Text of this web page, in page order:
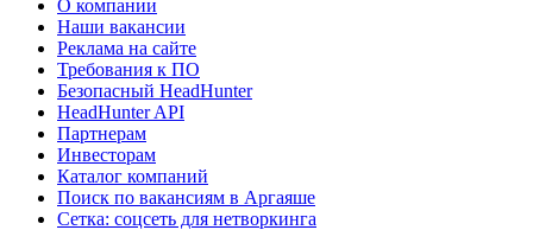
О компании
Наши вакансии
Реклама на сайте
Требования к ПО
Безопасный HeadHunter
HeadHunter API
Партнерам
Инвесторам
Каталог компаний
Поиск по вакансиям в Аргаяше
Сетка: соцсеть для нетворкинга